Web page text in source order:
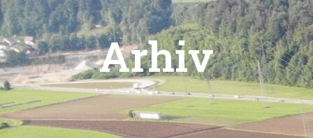
Arhiv